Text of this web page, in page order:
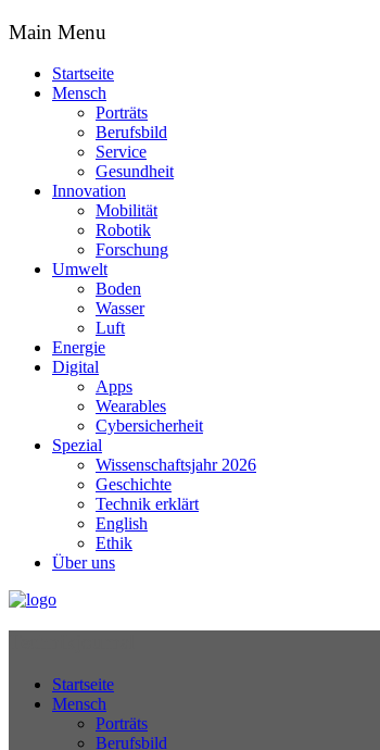
Main Menu
Startseite
Mensch
Porträts
Berufsbild
Service
Gesundheit
Innovation
Mobilität
Robotik
Forschung
Umwelt
Boden
Wasser
Luft
Energie
Digital
Apps
Wearables
Cybersicherheit
Spezial
Wissenschaftsjahr 2026
Geschichte
Technik erklärt
English
Ethik
Über uns
Startseite
Mensch
Porträts
Berufsbild